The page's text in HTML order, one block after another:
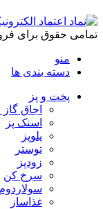
تمامی حقوق برای
منو
دسته بندی ها
پخت و پز
اجاق گاز
اسنک پز
پلوپز
توستر
زودپز
سرخ کن
سولاردوم
غذاساز